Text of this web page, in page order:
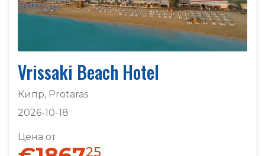
Vrissaki Beach Hotel
Кипр, Protaras
2026-10-18
Цена от
25